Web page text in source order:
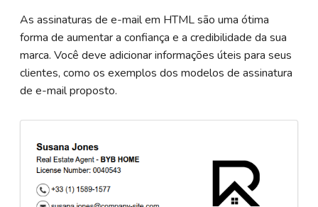
As assinaturas de e-mail em HTML são uma ótima
forma de aumentar a confiança e a credibilidade da sua
marca. Você deve adicionar informações úteis para seus
clientes, como os exemplos dos modelos de assinatura
de e-mail proposto.